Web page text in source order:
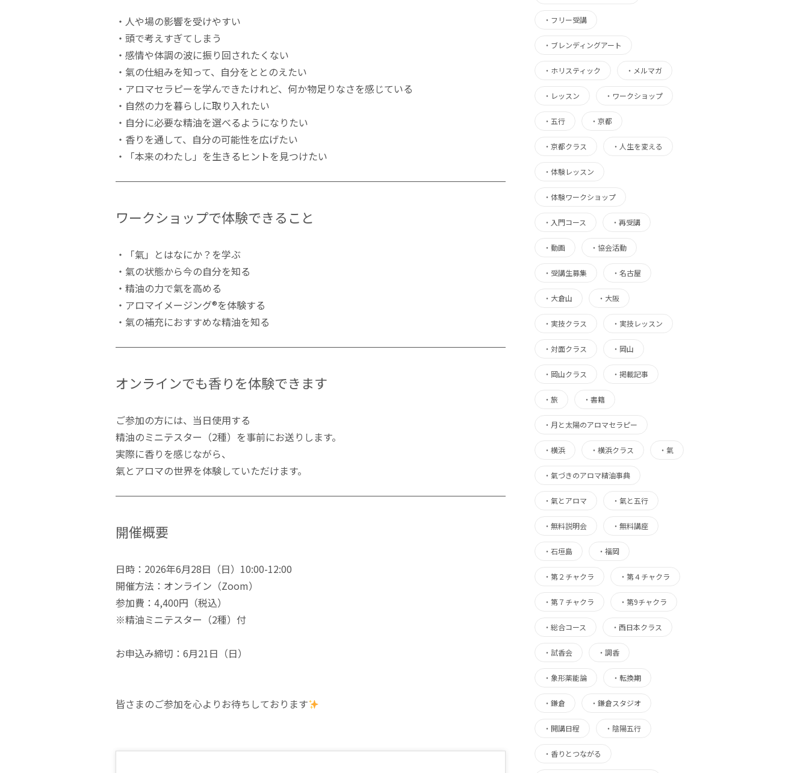
・人や場の影響を受けやすい
・頭で考えすぎてしまう
・感情や体調の波に振り回されたくない
・氣の仕組みを知って、自分をととのえたい
・アロマセラピーを学んできたけれど、何か物足りなさを感じている
・自然の力を暮らしに取り入れたい
・自分に必要な精油を選べるようになりたい
・香りを通して、自分の可能性を広げたい
・「本来のわたし」を生きるヒントを見つけたい
ワークショップで体験できること
・「氣」とはなにか？を学ぶ
・氣の状態から今の自分を知る
・精油の力で氣を高める
・アロマイメージング®を体験する
・氣の補充におすすめな精油を知る
オンラインでも香りを体験できます
ご参加の方には、当日使用する
精油のミニテスター（2種）を事前にお送りします。
実際に香りを感じながら、
氣とアロマの世界を体験していただけます。
開催概要
日時：2026年6月28日（日）10:00-12:00
開催方法：オンライン（Zoom）
参加費：4,400円（税込）
※精油ミニテスター（2種）付
お申込み締切：6月21日（日）
皆さまのご参加を心よりお待ちしております
・ フリー受講
・ ブレンディングアート
・ ホリスティック ・ メルマガ
・ レッスン ・ ワークショップ
・ 五行 ・ 京都
・ 京都クラス ・ 人生を変える
・ 体験レッスン
・ 体験ワークショップ
・ 入門コース ・ 再受講
・ 動画 ・ 協会活動
・ 受講生募集 ・ 名古屋
・ 大倉山 ・ 大阪
・ 実技クラス ・ 実技レッスン
・ 対面クラス ・ 岡山
・ 岡山クラス ・ 掲載記事
・ 旅 ・ 書籍
・ 月と太陽のアロマセラピー
・ 横浜 ・ 横浜クラス ・ 氣
・ 氣づきのアロマ精油事典
・ 氣とアロマ ・ 氣と五行
・ 無料説明会 ・ 無料講座
・ 石垣島 ・ 福岡
・ 第２チャクラ ・ 第４チャクラ
・ 第７チャクラ ・ 第9チャクラ
・ 総合コース ・ 西日本クラス
・ 試香会 ・ 調香
・ 象形薬能論 ・ 転換期
・ 鎌倉 ・ 鎌倉スタジオ
・ 開講日程 ・ 陰陽五行
・ 香りとつながる